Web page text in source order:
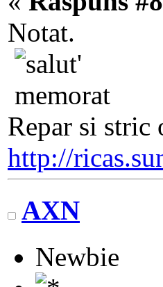
Notat.
memorat
Repar si stric
http://
AXN
Newbie